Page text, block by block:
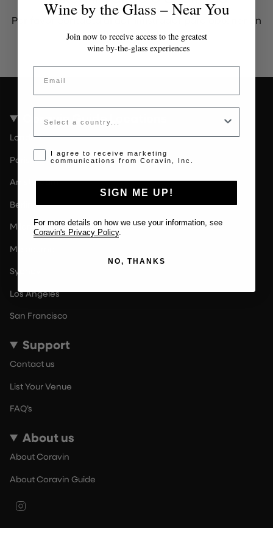
Por favor contacta al administrador para obtener un
token válido.
Coravin Guide Locations
London
Paris
Amsterdam
Berlin
Milan
Melbourne
Sydney
Los Angeles
San Francisco
Support
Contact us
List Your Venue
FAQ’s
About us
About Coravin
About Coravin Guide
Wine by the Glass – Near You
Join now to receive access to the greatest
wine by-the-glass experiences
Email
Country
Opt-in disclaimer
I agree to receive marketing
communications from Coravin, Inc.
SIGN ME UP!
For more details on how we use your information, see
Coravin's Privacy Policy
NO, THANKS